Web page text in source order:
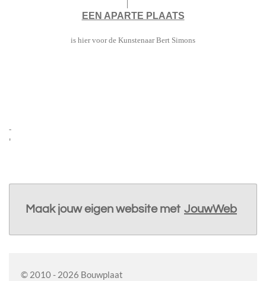
EEN APARTE PLAATS
is hier voor de Kunstenaar Bert Simons
-
'
Maak jouw eigen website met JouwWeb
© 2010 - 2026 Bouwplaat